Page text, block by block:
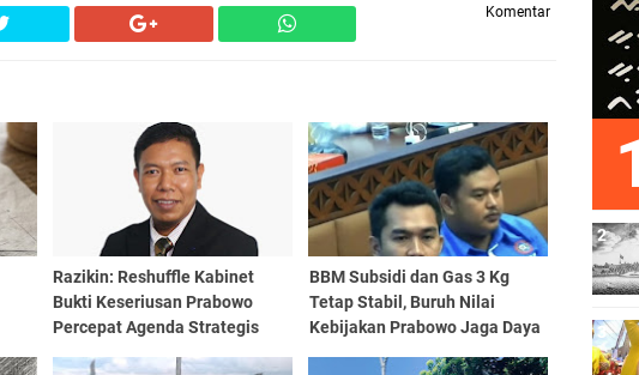
Komentar
Razikin: Reshuffle Kabinet
Bukti Keseriusan Prabowo
Percepat Agenda Strategis
BBM Subsidi dan Gas 3 Kg
Tetap Stabil, Buruh Nilai
Kebijakan Prabowo Jaga Daya